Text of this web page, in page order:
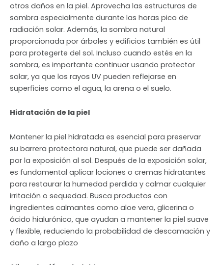
otros daños en la piel. Aprovecha las estructuras de
sombra especialmente durante las horas pico de
radiación solar. Además, la sombra natural
proporcionada por árboles y edificios también es útil
para protegerte del sol. Incluso cuando estés en la
sombra, es importante continuar usando protector
solar, ya que los rayos UV pueden reflejarse en
superficies como el agua, la arena o el suelo.
Hidratación de la piel
Mantener la piel hidratada es esencial para preservar
su barrera protectora natural, que puede ser dañada
por la exposición al sol. Después de la exposición solar,
es fundamental aplicar lociones o cremas hidratantes
para restaurar la humedad perdida y calmar cualquier
irritación o sequedad. Busca productos con
ingredientes calmantes como aloe vera, glicerina o
ácido hialurónico, que ayudan a mantener la piel suave
y flexible, reduciendo la probabilidad de descamación y
daño a largo plazo